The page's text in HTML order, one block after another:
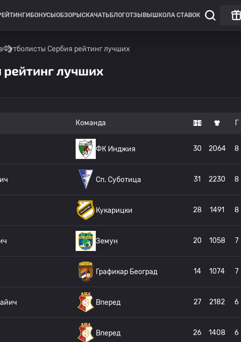
БОНУСЫ ОБЗОРЫ СКАЧАТЬ БЛОГОТЗЫВЫ ШКОЛА СТАВОК
Футболисты Сербия рейтинг лучших
лучших
Команда Г
ФК Инджия 30 2064 8
Сп. Суботица 31 2230 8
Кукарицки 28 1491 8
Земун 20 1058 7
Графикар Београд 14 1074 7
Вперед 27 2182 6
Вперед 26 1408 6